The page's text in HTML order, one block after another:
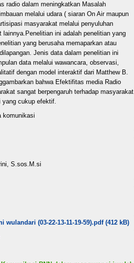
radio dalam meningkatkan Masalah
melalui udara ( siaran On Air maupun
masyarakat melalui penyuluhan
ini adalah penelitian yang
yang berusaha memaparkan atau
Jenis data dalam penelitian ini
data melalui wawancara, observasi,
dengan model interaktif dari Matthew B.
bahwa Efektifitas media Radio
sangat berpengaruh terhadap masyarakat
yang cukup efektif.
komunikasi
S.sos.M.si
wulandari (03-22-13-11-19-59).pdf (412 kB)